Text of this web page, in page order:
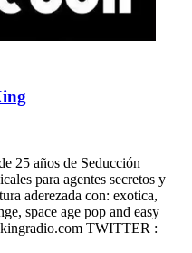
25 años de Seducción
para agentes secretos y
aderezada con: exotica,
space age pop and easy
TWITTER :